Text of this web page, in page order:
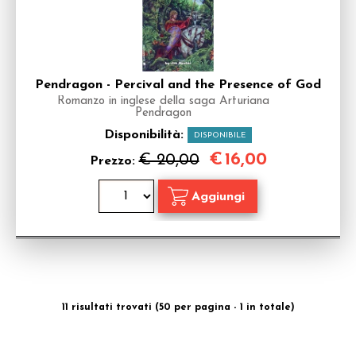
Pendragon - Percival and the Presence of God
Romanzo in inglese della saga Arturiana
Pendragon
Disponibilità: DISPONIBILE
Prezzo:€ 20,00 €16,00
11 risultati trovati (50 per pagina - 1 in totale)